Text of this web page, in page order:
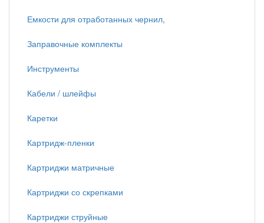
Емкости для отработанных чернил,
Заправочные комплекты
Инструменты
Кабели / шлейфы
Каретки
Картридж-пленки
Картриджи матричные
Картриджи со скрепками
Картриджи струйные